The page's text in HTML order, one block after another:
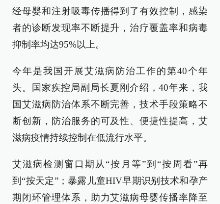
经母婴和注射吸毒传播得到了有效控制，感染
者的诊断发现率不断提升，治疗覆盖率和病毒
抑制率均达95%以上。
今年是我国开展艾滋病防治工作的第40个年
头。国家疾控局副局长夏刚介绍，40年来，我
国艾滋病防治体系不断完善，技术手段策略不
断创新，防治服务的可及性、便捷性提高，艾
滋病疫情持续控制在低流行水平。
艾滋病检测窗口期从“按月等”到“按周看”再
到“按天定”；暴露儿童HIV早期识别技术和孕产
期闭环管理体系，助力艾滋病母婴传播率降至